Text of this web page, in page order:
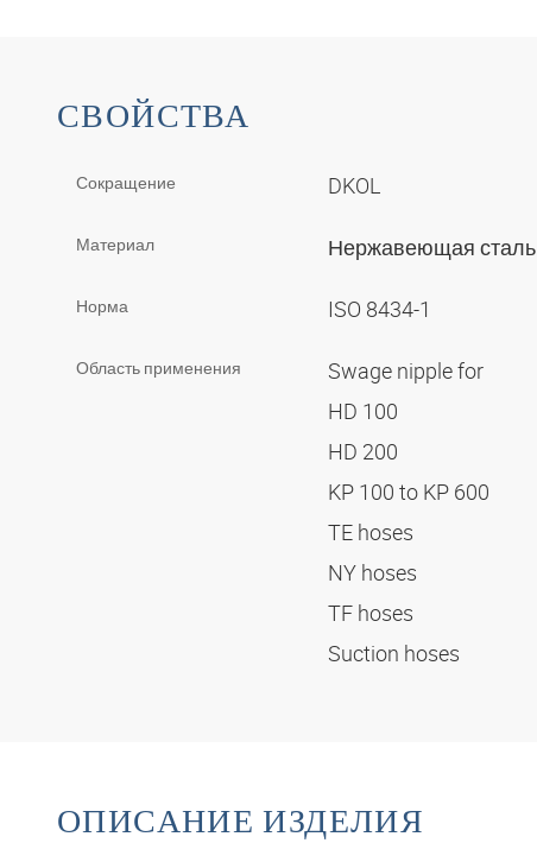
СВОЙСТВА
Сокращение DKOL
Материал Нержавеющая сталь
Норма ISO 8434-1
Область применения
Swage nipple for
HD 100
HD 200
KP 100 to KP 600
TE hoses
NY hoses
TF hoses
Suction hoses
ОПИСАНИЕ ИЗДЕЛИЯ